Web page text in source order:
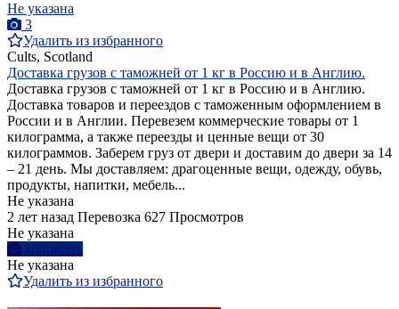
Не указана
3
Удалить из избранного
Cults, Scotland
Доставка грузов с таможней от 1 кг в Россию и в Англию.
Доставка грузов с таможней от 1 кг в Россию и в Англию.
Доставка товаров и переездов с таможенным оформлением в
России и в Англии. Перевезем коммерческие товары от 1
килограмма, а также переезды и ценные вещи от 30
килограммов. Заберем груз от двери и доставим до двери за 14
– 21 день. Мы доставляем: драгоценные вещи, одежду, обувь,
продукты, напитки, мебель...
Не указана
2 лет назад Перевозка 627 Просмотров
Не указана
Написать
Не указана
Удалить из избранного